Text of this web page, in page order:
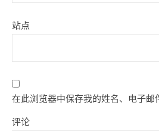
站点
在此浏览器中保存我的姓名、电子邮
评论